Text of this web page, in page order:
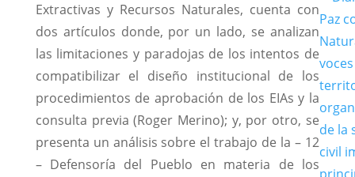
Extractivas y Recursos Naturales, cuenta con
dos artículos donde, por un lado, se analizan
las limitaciones y paradojas de los intentos de
compatibilizar el diseño institucional de los
procedimientos de aprobación de los EIAs y la
consulta previa (Roger Merino); y, por otro, se
presenta un análisis sobre el trabajo de la – 12
– Defensoría del Pueblo en materia de los